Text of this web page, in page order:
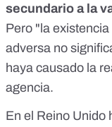
secundario a la
Pero "la
adversa no
haya causado la
agencia.
En el Reino Unido